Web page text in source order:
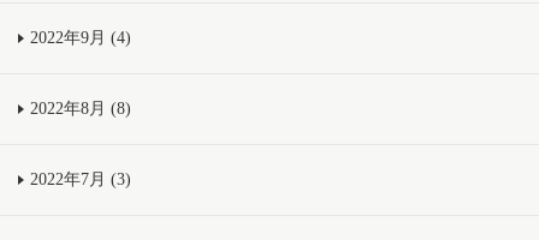
2022年9月 (4)
2022年8月 (8)
2022年7月 (3)